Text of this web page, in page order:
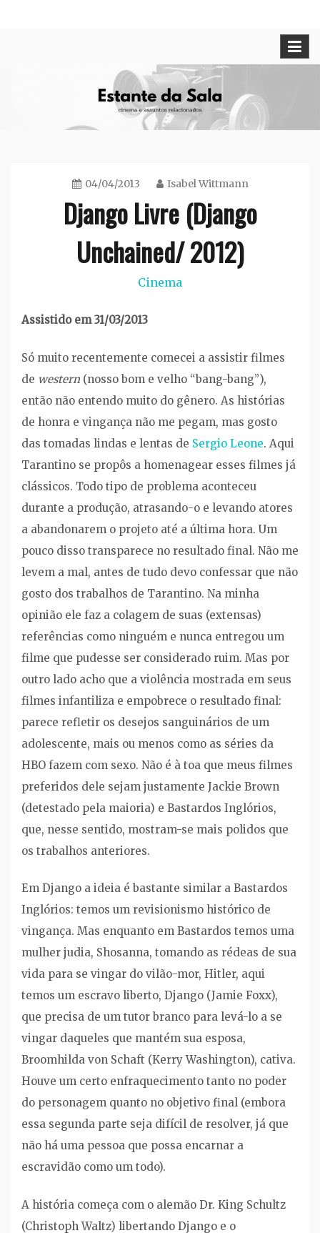
04/04/2013 Isabel Wittmann
Django Livre (Django
Unchained/ 2012)
Cinema
Assistido em 31/03/2013
Só muito recentemente comecei a assistir filmes
de western (nosso bom e velho “bang-bang”),
então não entendo muito do gênero. As histórias
de honra e vingança não me pegam, mas gosto
das tomadas lindas e lentas de Sergio Leone. Aqui
Tarantino se propôs a homenagear esses filmes já
clássicos. Todo tipo de problema aconteceu
durante a produção, atrasando-o e levando atores
a abandonarem o projeto até a última hora. Um
pouco disso transparece no resultado final. Não me
levem a mal, antes de tudo devo confessar que não
gosto dos trabalhos de Tarantino. Na minha
opinião ele faz a colagem de suas (extensas)
referências como ninguém e nunca entregou um
filme que pudesse ser considerado ruim. Mas por
outro lado acho que a violência mostrada em seus
filmes infantiliza e empobrece o resultado final:
parece refletir os desejos sanguinários de um
adolescente, mais ou menos como as séries da
HBO fazem com sexo. Não é à toa que meus filmes
preferidos dele sejam justamente Jackie Brown
(detestado pela maioria) e Bastardos Inglórios,
que, nesse sentido, mostram-se mais polidos que
os trabalhos anteriores.
Em Django a ideia é bastante similar a Bastardos
Inglórios: temos um revisionismo histórico de
vingança. Mas enquanto em Bastardos temos uma
mulher judia, Shosanna, tomando as rédeas de sua
vida para se vingar do vilão-mor, Hitler, aqui
temos um escravo liberto, Django (Jamie Foxx),
que precisa de um tutor branco para levá-lo a se
vingar daqueles que mantém sua esposa,
Broomhilda von Schaft (Kerry Washington), cativa.
Houve um certo enfraquecimento tanto no poder
do personagem quanto no objetivo final (embora
essa segunda parte seja difícil de resolver, já que
não há uma pessoa que possa encarnar a
escravidão como um todo).
A história começa com o alemão Dr. King Schultz
(Christoph Waltz) libertando Django e o